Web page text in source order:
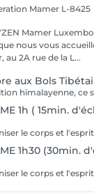
Mamer L-8425
Luxembourg ! C'est
nous vous
au 2A rue de la L...
aux Bols
1h ( 15min.
1h30 (30min.